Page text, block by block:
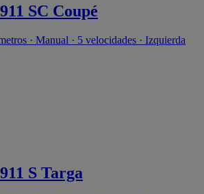
SC Coupé
· Manual · 5 velocidades · Izquierda
S Targa